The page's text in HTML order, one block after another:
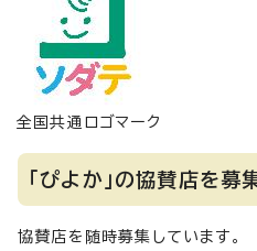
全国共通ロゴマーク
「ぴよか」の協賛店を募
協賛店を随時募集しています。